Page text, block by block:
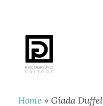
PSICOGRAFICI
EDITORE
Home » Giada Duffel